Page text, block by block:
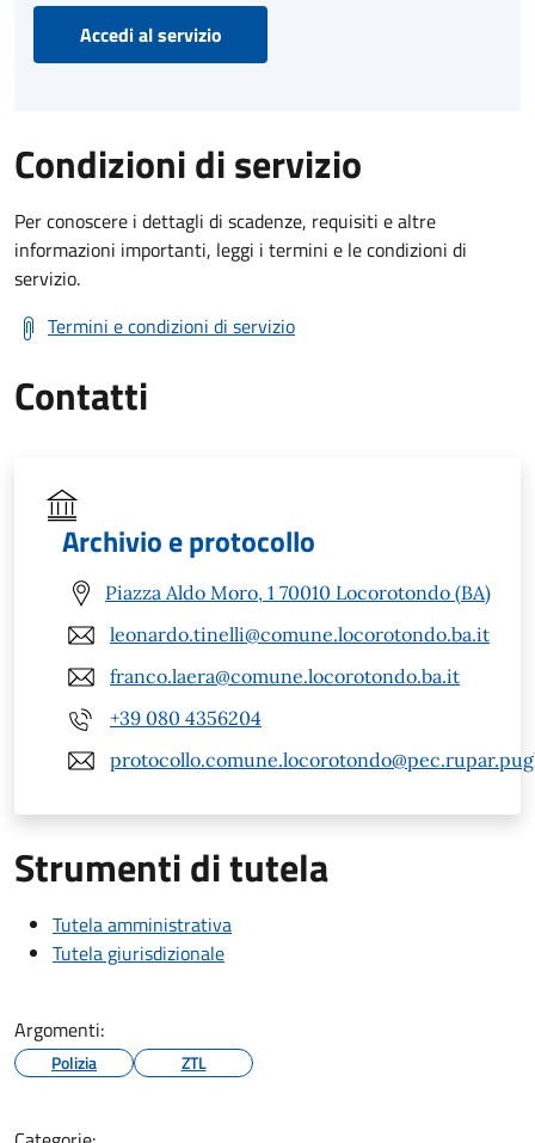
Accedi al servizio
Condizioni di servizio
Per conoscere i dettagli di scadenze, requisiti e altre
informazioni importanti, leggi i termini e le condizioni di
servizio.
Termini e condizioni di servizio
Contatti
Archivio e protocollo
Piazza Aldo Moro, 1 70010 Locorotondo (BA)
leonardo.tinelli@comune.locorotondo.ba.it
franco.laera@comune.locorotondo.ba.it
+39 080 4356204
Strumenti di tutela
Tutela amministrativa
Tutela giurisdizionale
Argomenti:
Polizia ZTL